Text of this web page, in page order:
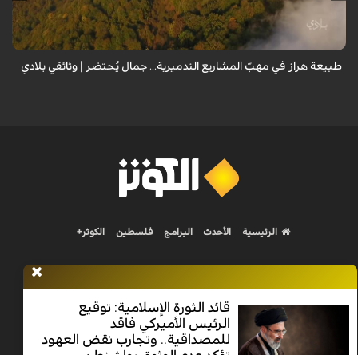
طبيعة هراز في مهبّ المشاريع التدميرية... جمال يُحتضر | وثائقي بلادي
قائد الثورة الإسلامية: توقيع
الرئيس الأميركي فاقد
للمصداقية.. وتجارب نقض العهود
الرئيسية الأحدث البرامج فلسطين الكوثر+
Nilesat 11900 V | Badr 8 11747 V | Badr5 12284 V